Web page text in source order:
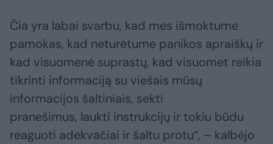
Čia yra labai svarbu, kad mes išmoktume
pamokas, kad neturėtume panikos apraiškų ir
kad visuomenė suprastų, kad visuomet reikia
tikrinti informaciją su viešais mūsų
informacijos šaltiniais, sekti
pranešimus, laukti instrukcijų ir tokiu būdu
reaguoti adekvačiai ir šaltu protu“, – kalbėjo